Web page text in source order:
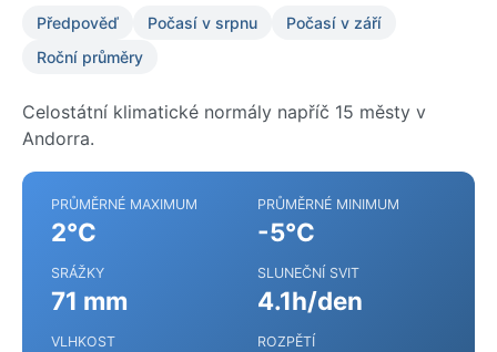
Předpověď Počasí v srpnu
Počasí v září
Roční průměry
Celostátní klimatické normály napříč 15 městy v
Andorra.
PRŮMĚRNÉ MAXIMUM
2°C
PRŮMĚRNÉ MINIMUM
-5°C
SRÁŽKY
71 mm
SLUNEČNÍ SVIT
4.1h/den
VLHKOST ROZPĚTÍ